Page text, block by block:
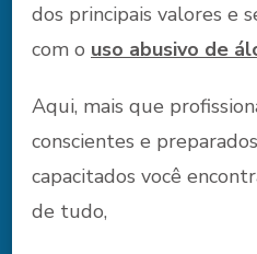
dos principais valores e
com o uso abusivo de
Aqui, mais que
conscientes e
capacitados você
de tudo,